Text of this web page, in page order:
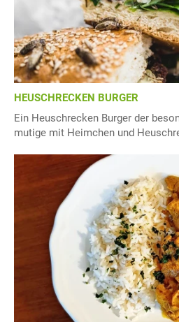
HEUSCHRECKEN BURGER
Ein Heuschrecken Burger der
mutige mit Heimchen und